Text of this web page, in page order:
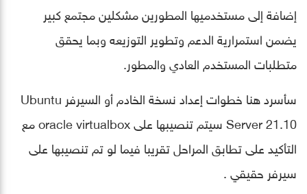
إضافة إلى مستخدميها المطورين مشكلين مجتمع كبير
يضمن استمرارية الدعم وتطوير التوزيعه وبما يحقق
متطلبات المستخدم العادي والمطور.
سأسرد هنا خطوات إعداد نسخة الخادم أو السيرفر Ubuntu
Server 21.10 سيتم تنصيبها على oracle virtualbox مع
التأكيد على تطابق المراحل تقريبا فيما لو تم تنصيبها على
سيرفر حقيقي .